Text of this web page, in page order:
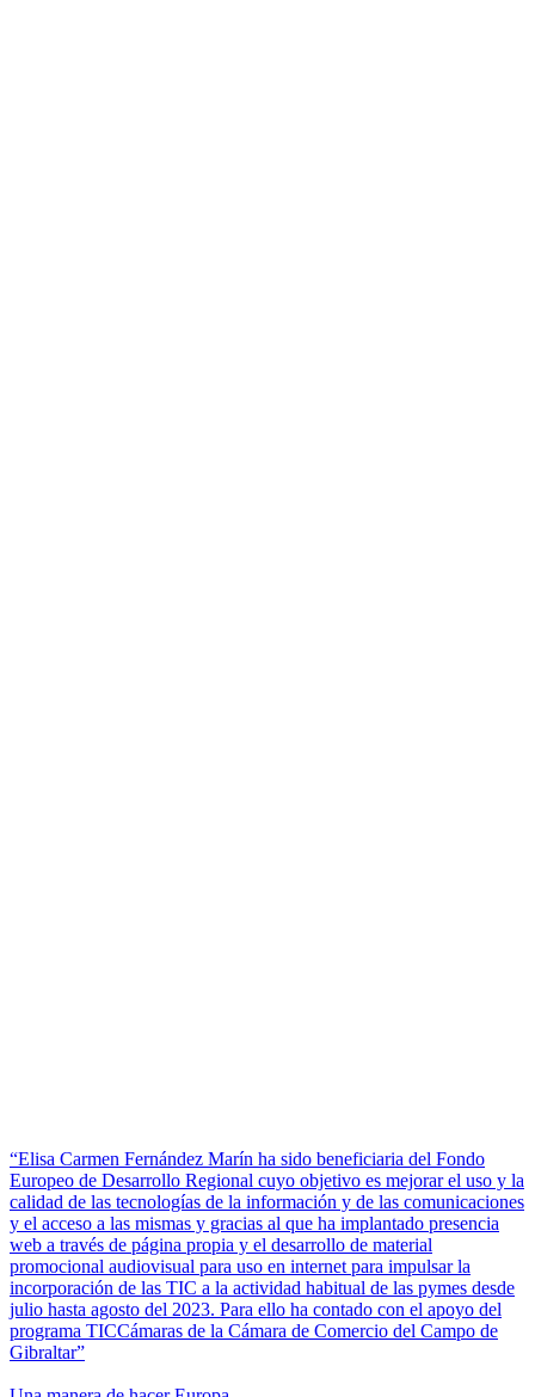
“Elisa Carmen Fernández Marín ha sido beneficiaria del Fondo
Europeo de Desarrollo Regional cuyo objetivo es mejorar el uso y la
calidad de las tecnologías de la información y de las comunicaciones
y el acceso a las mismas y gracias al que ha implantado presencia
web a través de página propia y el desarrollo de material
promocional audiovisual para uso en internet para impulsar la
incorporación de las TIC a la actividad habitual de las pymes desde
julio hasta agosto del 2023. Para ello ha contado con el apoyo del
programa TICCámaras de la Cámara de Comercio del Campo de
Gibraltar”